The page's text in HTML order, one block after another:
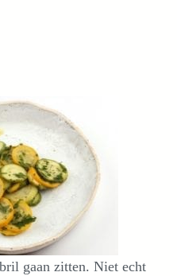
gaan zitten. Niet echt